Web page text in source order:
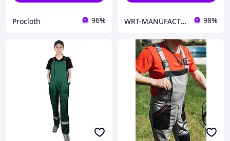
Procloth 96% WRT-MANUFACTURING 98%